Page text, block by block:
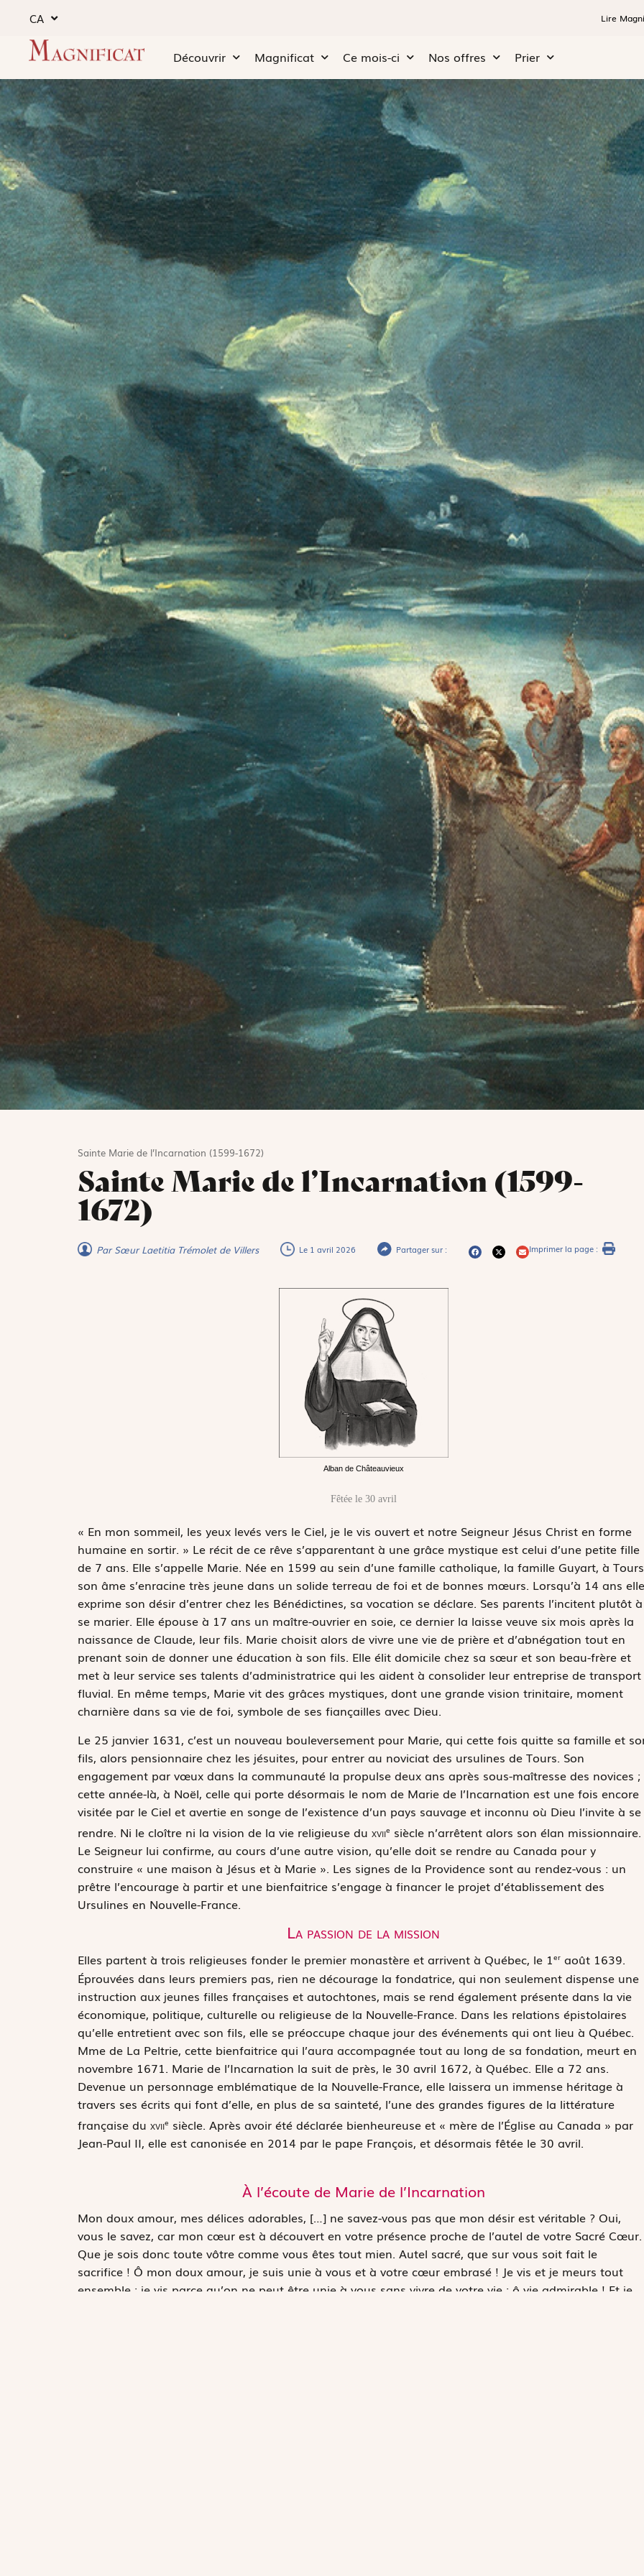
CA Lire
Découvrir Magnificat Ce mois-ci Nos offres Prier
Sainte Marie de l’Incarnation (1599-1672)
Sainte Marie de l’Incarnation (1599-
1672)
Par Sœur Laetitia Trémolet de Villers Le 1 avril 2026 Partager sur : Imprimer la page :
Alban de Châteauvieux
Fêtée le 30 avril
« En mon sommeil, les yeux levés vers le Ciel, je le vis ouvert et notre Seigneur Jésus Christ en forme
humaine en sortir. » Le récit de ce rêve s’apparentant à une grâce mystique est celui d’une petite fille
de 7 ans. Elle s’appelle Marie. Née en 1599 au sein d’une famille catholique, la famille Guyart, à
son âme s’enracine très jeune dans un solide terreau de foi et de bonnes mœurs. Lorsqu’à 14 ans elle
exprime son désir d’entrer chez les Bénédictines, sa vocation se déclare. Ses parents l’incitent plutôt à
se marier. Elle épouse à 17 ans un maître-ouvrier en soie, ce dernier la laisse veuve six mois après la
naissance de Claude, leur fils. Marie choisit alors de vivre une vie de prière et d’abnégation tout en
prenant soin de donner une éducation à son fils. Elle élit domicile chez sa sœur et son beau-frère et
met à leur service ses talents d’administratrice qui les aident à consolider leur entreprise de transport
fluvial. En même temps, Marie vit des grâces mystiques, dont une grande vision trinitaire, moment
charnière dans sa vie de foi, symbole de ses fiançailles avec Dieu.
Le 25 janvier 1631, c’est un nouveau bouleversement pour Marie, qui cette fois quitte sa famille et
fils, alors pensionnaire chez les jésuites, pour entrer au noviciat des ursulines de Tours. Son
engagement par vœux dans la communauté la propulse deux ans après sous-maîtresse des novices ;
cette année-là, à Noël, celle qui porte désormais le nom de Marie de l’Incarnation est une fois encore
visitée par le Ciel et avertie en songe de l’existence d’un pays sauvage et inconnu où Dieu l’invite à se
rendre. Ni le cloître ni la vision de la vie religieuse du xviie siècle n’arrêtent alors son élan missionnaire.
Le Seigneur lui confirme, au cours d’une autre vision, qu’elle doit se rendre au Canada pour y
construire « une maison à Jésus et à Marie ». Les signes de la Providence sont au rendez-vous : un
prêtre l’encourage à partir et une bienfaitrice s’engage à financer le projet d’établissement des
Ursulines en Nouvelle-France.
La passion de la mission
Elles partent à trois religieuses fonder le premier monastère et arrivent à Québec, le 1eraoût 1639.
Éprouvées dans leurs premiers pas, rien ne décourage la fondatrice, qui non seulement dispense une
instruction aux jeunes filles françaises et autochtones, mais se rend également présente dans la vie
économique, politique, culturelle ou religieuse de la Nouvelle-France. Dans les relations épistolaires
qu’elle entretient avec son fils, elle se préoccupe chaque jour des événements qui ont lieu à Québec.
Mme de La Peltrie, cette bienfaitrice qui l’aura accompagnée tout au long de sa fondation, meurt en
novembre 1671. Marie de l’Incarnation la suit de près, le 30 avril 1672, à Québec. Elle a 72 ans.
Devenue un personnage emblématique de la Nouvelle-France, elle laissera un immense héritage à
travers ses écrits qui font d’elle, en plus de sa sainteté, l’une des grandes figures de la littérature
française du xviie siècle. Après avoir été déclarée bienheureuse et « mère de l’Église au Canada » par
Jean-Paul II, elle est canonisée en 2014 par le pape François, et désormais fêtée le 30 avril.
À l’écoute de Marie de l’Incarnation
Mon doux amour, mes délices adorables, […] ne savez-vous pas que mon désir est véritable ? Oui,
vous le savez, car mon cœur est à découvert en votre présence proche de l’autel de votre Sacré Cœur.
Que je sois donc toute vôtre comme vous êtes tout mien. Autel sacré, que sur vous soit fait le
sacrifice ! Ô mon doux amour, je suis unie à vous et à votre cœur embrasé ! Je vis et je meurs tout
ensemble : je vis parce qu’on ne peut être unie à vous sans vivre de votre vie : ô vie admirable ! Et je